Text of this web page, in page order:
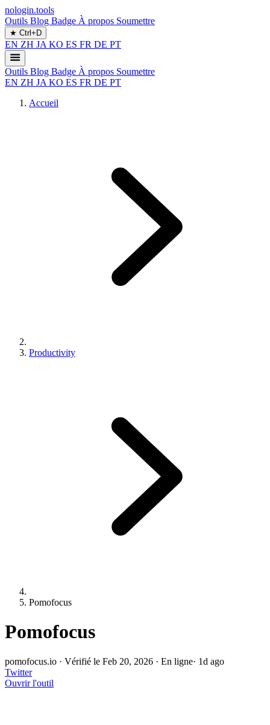
nologin.tools
Outils Blog Badge À propos Soumettre
★ Ctrl+D
EN ZH JA KO ES FR DE PT
Outils Blog Badge À propos Soumettre
EN ZH JA KO ES FR DE PT
Accueil
Productivity
Pomofocus
Pomofocus
pomofocus.io · Vérifié le Feb 20, 2026 · En ligne· 1d ago
Twitter
Ouvrir l'outil